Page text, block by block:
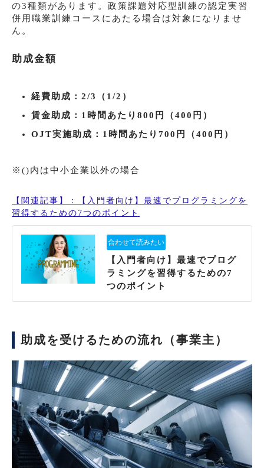
の3種類があります。政策課題対応型訓練の認定実習
併用職業訓練コースにあたる場合は対象になりませ
ん。
助成金額
経費助成：2/3（1/2）
賃金助成：1時間あたり800円（400円）
OJT実施助成：1時間あたり700円（400円）
※()内は中小企業以外の場合
【関連記事】：【入門者向け】最速でプログラミングを
習得するための7つのポイント
【入門者向け】最速でプログ
ラミングを習得するための7
つのポイント
助成を受けるための流れ（事業主）